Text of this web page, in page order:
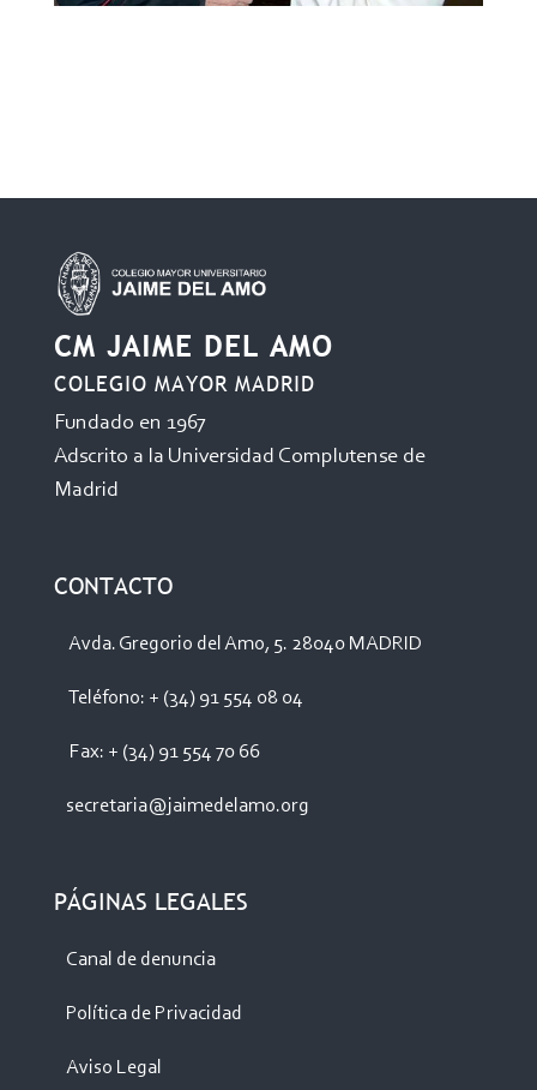
CM JAIME DEL AMO
COLEGIO MAYOR MADRID
Fundado en 1967
Adscrito a la Universidad Complutense de
Madrid
CONTACTO
Avda. Gregorio del Amo, 5. 28040 MADRID
Teléfono: + (34) 91 554 08 04
Fax: + (34) 91 554 70 66
secretaria@jaimedelamo.org
PÁGINAS LEGALES
Canal de denuncia
Política de Privacidad
Aviso Legal